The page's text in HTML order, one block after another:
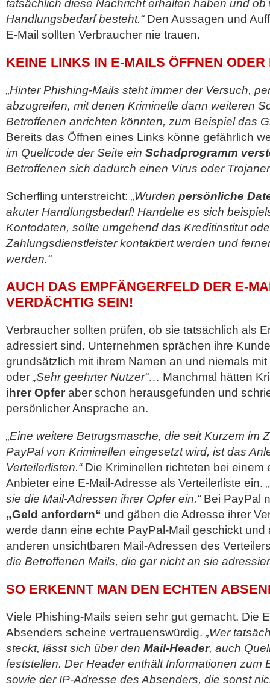
tatsächlich diese Nachricht erhalten haben und ob
Handlungsbedarf besteht.“Den Aussagen und
E-Mail sollten Verbraucher nie trauen.
KEINE LINKS IN E-MAILS ÖFFNEN
„Hinter Phishing-Mails steht immer der Versuch,
abzugreifen, mit denen Kriminelle dann weiteren
Betroffenen anrichten könnten, zum Beispiel das
Bereits das Öffnen eines Links könne gefährlich
im Quellcode der Seite ein Schadprogramm
Betroffenen sich dadurch einen Virus oder
Scherfling unterstreicht: „Wurden persönliche
akuter Handlungsbedarf! Handelte es sich
Kontodaten, sollte umgehend das Kreditinstitut
Zahlungsdienstleister kontaktiert werden und
werden.“
AUCH DAS EMPFÄNGERFELD DER E-
VERDÄCHTIG SEIN!
Verbraucher sollten prüfen, ob sie tatsächlich als
adressiert sind. Unternehmen sprächen ihre
grundsätzlich mit ihrem Namen an und niemals mit
oder „Sehr geehrter Nutzer“… Manchmal hätten
ihrer Opfer aber schon herausgefunden und
persönlicher Ansprache an.
„Eine weitere Betrugsmasche, die seit Kurzem im
PayPal von Kriminellen eingesetzt wird, ist das
Verteilerlisten.“Die Kriminellen richteten bei einem
Anbieter eine E-Mail-Adresse als Verteilerliste ein.
sie die Mail-Adressen ihrer Opfer ein.“Bei PayPal
„Geld anfordern“ und gäben die Adresse ihrer
werde dann eine echte PayPal-Mail geschickt und
anderen unsichtbaren Mail-Adressen des
die Betroffenen Mails, die gar nicht an sie
SO ERKENNT MAN DEN ECHTEN
Viele Phishing-Mails seien sehr gut gemacht. Die
Absenders scheine vertrauenswürdig. „Wer
steckt, lässt sich über den Mail-Header, auch
feststellen. Der Header enthält Informationen zum
sowie der IP-Adresse des Absenders, die sonst